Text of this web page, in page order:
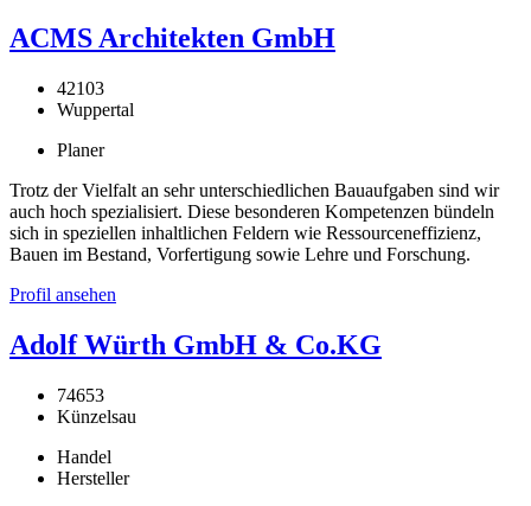
ACMS Architekten GmbH
42103
Wuppertal
Planer
Trotz der Vielfalt an sehr unterschiedlichen Bauaufgaben sind wir
auch hoch spezialisiert. Diese besonderen Kompetenzen bündeln
sich in speziellen inhaltlichen Feldern wie Ressourceneffizienz,
Bauen im Bestand, Vorfertigung sowie Lehre und Forschung.
Profil ansehen
Adolf Würth GmbH & Co.KG
74653
Künzelsau
Handel
Hersteller